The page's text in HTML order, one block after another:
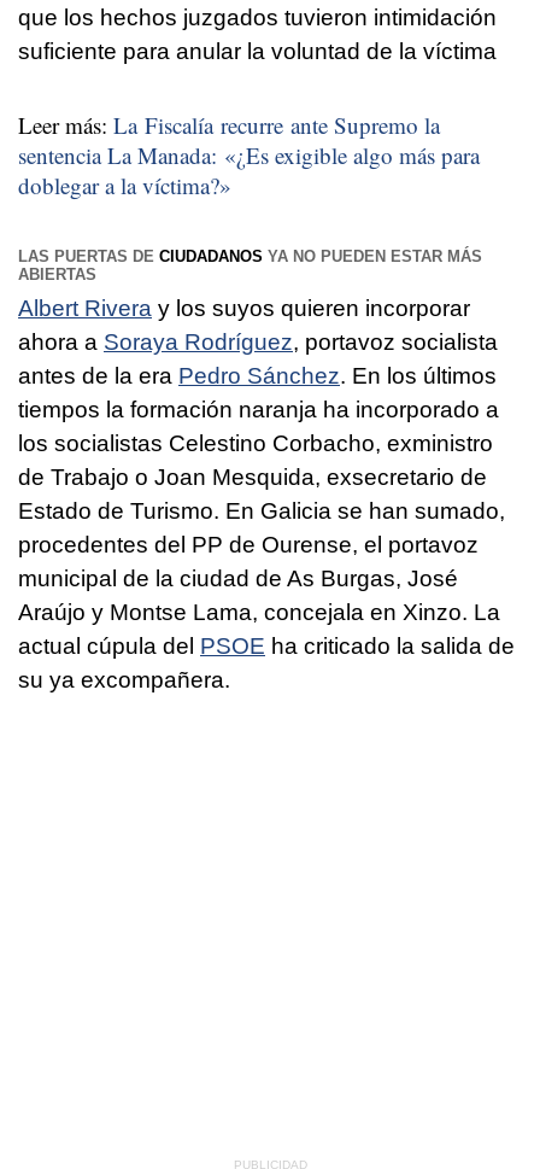
que los hechos juzgados tuvieron intimidación
suficiente para anular la voluntad de la víctima
Leer más: La Fiscalía recurre ante Supremo la
sentencia La Manada: «¿Es exigible algo más para
doblegar a la víctima?»
LAS PUERTAS DE CIUDADANOS YA NO PUEDEN ESTAR MÁS
ABIERTAS
Albert Rivera y los suyos quieren incorporar
ahora a Soraya Rodríguez, portavoz socialista
antes de la era Pedro Sánchez. En los últimos
tiempos la formación naranja ha incorporado a
los socialistas Celestino Corbacho, exministro
de Trabajo o Joan Mesquida, exsecretario de
Estado de Turismo. En Galicia se han sumado,
procedentes del PP de Ourense, el portavoz
municipal de la ciudad de As Burgas, José
Araújo y Montse Lama, concejala en Xinzo. La
actual cúpula del PSOE ha criticado la salida de
su ya excompañera.